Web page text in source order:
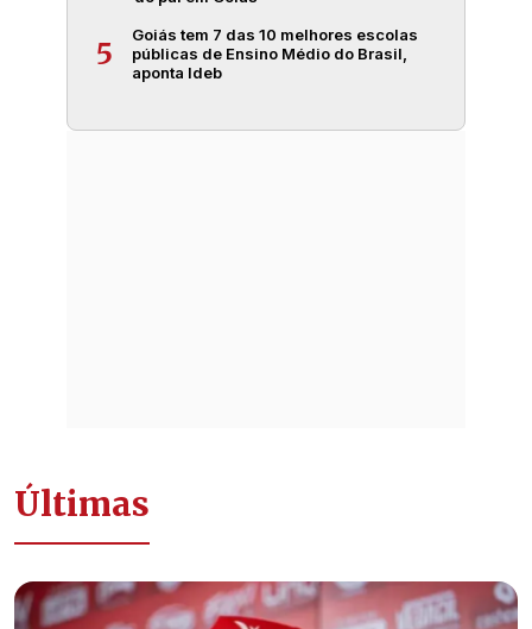
5
Goiás tem 7 das 10 melhores escolas
públicas de Ensino Médio do Brasil,
aponta Ideb
Últimas